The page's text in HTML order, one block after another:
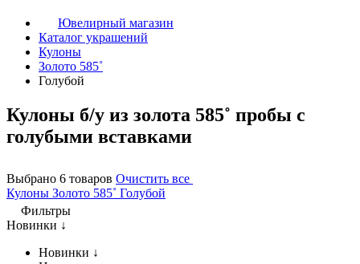
Ювелирный магазин
Каталог украшений
Кулоны
Золото 585˚
Голубой
Кулоны б/у из золота 585˚ пробы с
голубыми вставками
Выбрано 6 товаров Очистить все
Кулоны Золото 585˚ Голубой
Фильтры
Новинки ↓
Новинки ↓